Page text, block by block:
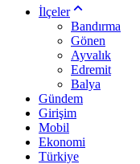
İlçeler
Bandırma
Gönen
Ayvalık
Edremit
Balya
Gündem
Girişim
Mobil
Ekonomi
Türkiye